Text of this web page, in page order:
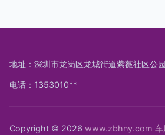
地址：深圳市龙岗区龙城街道紫薇社区公
电话：1353010**
Copyright © 2026 www.zbhny.com 车